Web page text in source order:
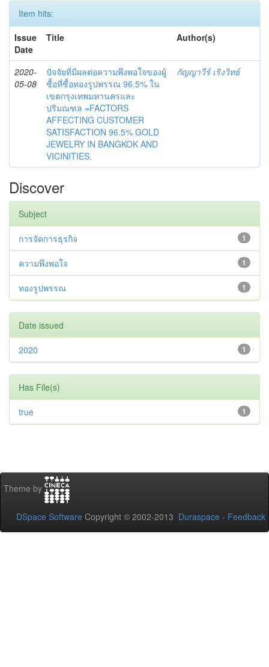
Item hits:
Issue
Date
Title Author(s)
2020-
05-08
ปัจจัยที่มีผลต่อความพึงพอใจของผู้
ซื้อที่ซื้อทองรูปพรรณ 96.5% ใน
เขตกรุงเทพมหานครและ
ปริมณฑล =FACTORS
AFFECTING CUSTOMER
SATISFACTION 96.5% GOLD
JEWELRY IN BANGKOK AND
VICINITIES.
กัญญาวีร์ เริงวิทย์
Discover
Subject
1
การจัดการธุรกิจ
1
ความพึงพอใจ
1
ทองรูปพรรณ
Date issued
1
2020
Has File(s)
1
true
Theme by
DSpace Software Copyright © 2002-2013 Duraspace - Feedback